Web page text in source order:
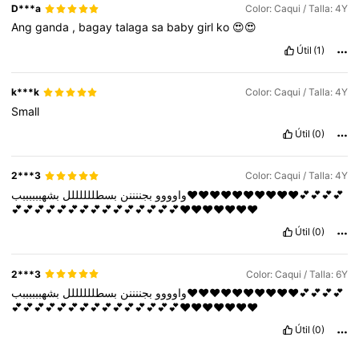
D***a Color: Caqui / Talla: 4Y
Angganda , bagaytalagasa babygirl ko 😍😍
Útil (1)
k***k Color: Caqui / Talla: 4Y
Small
Útil (0)
2***3 Color: Caqui / Talla: 4Y
واوووو بجننننن بسطللللللل بشهببببببب❤️❤️❤️❤️❤️❤️❤️❤️❤️❤️💕💕💕💕
💕💕💕💕💕💕💕💕💕💕💕💕💕💕💕❤️❤️❤️❤️❤️❤️❤️
Útil (0)
2***3 Color: Caqui / Talla: 6Y
واوووو بجننننن بسطللللللل بشهببببببب❤️❤️❤️❤️❤️❤️❤️❤️❤️❤️💕💕💕💕
💕💕💕💕💕💕💕💕💕💕💕💕💕💕💕❤️❤️❤️❤️❤️❤️❤️
Útil (0)